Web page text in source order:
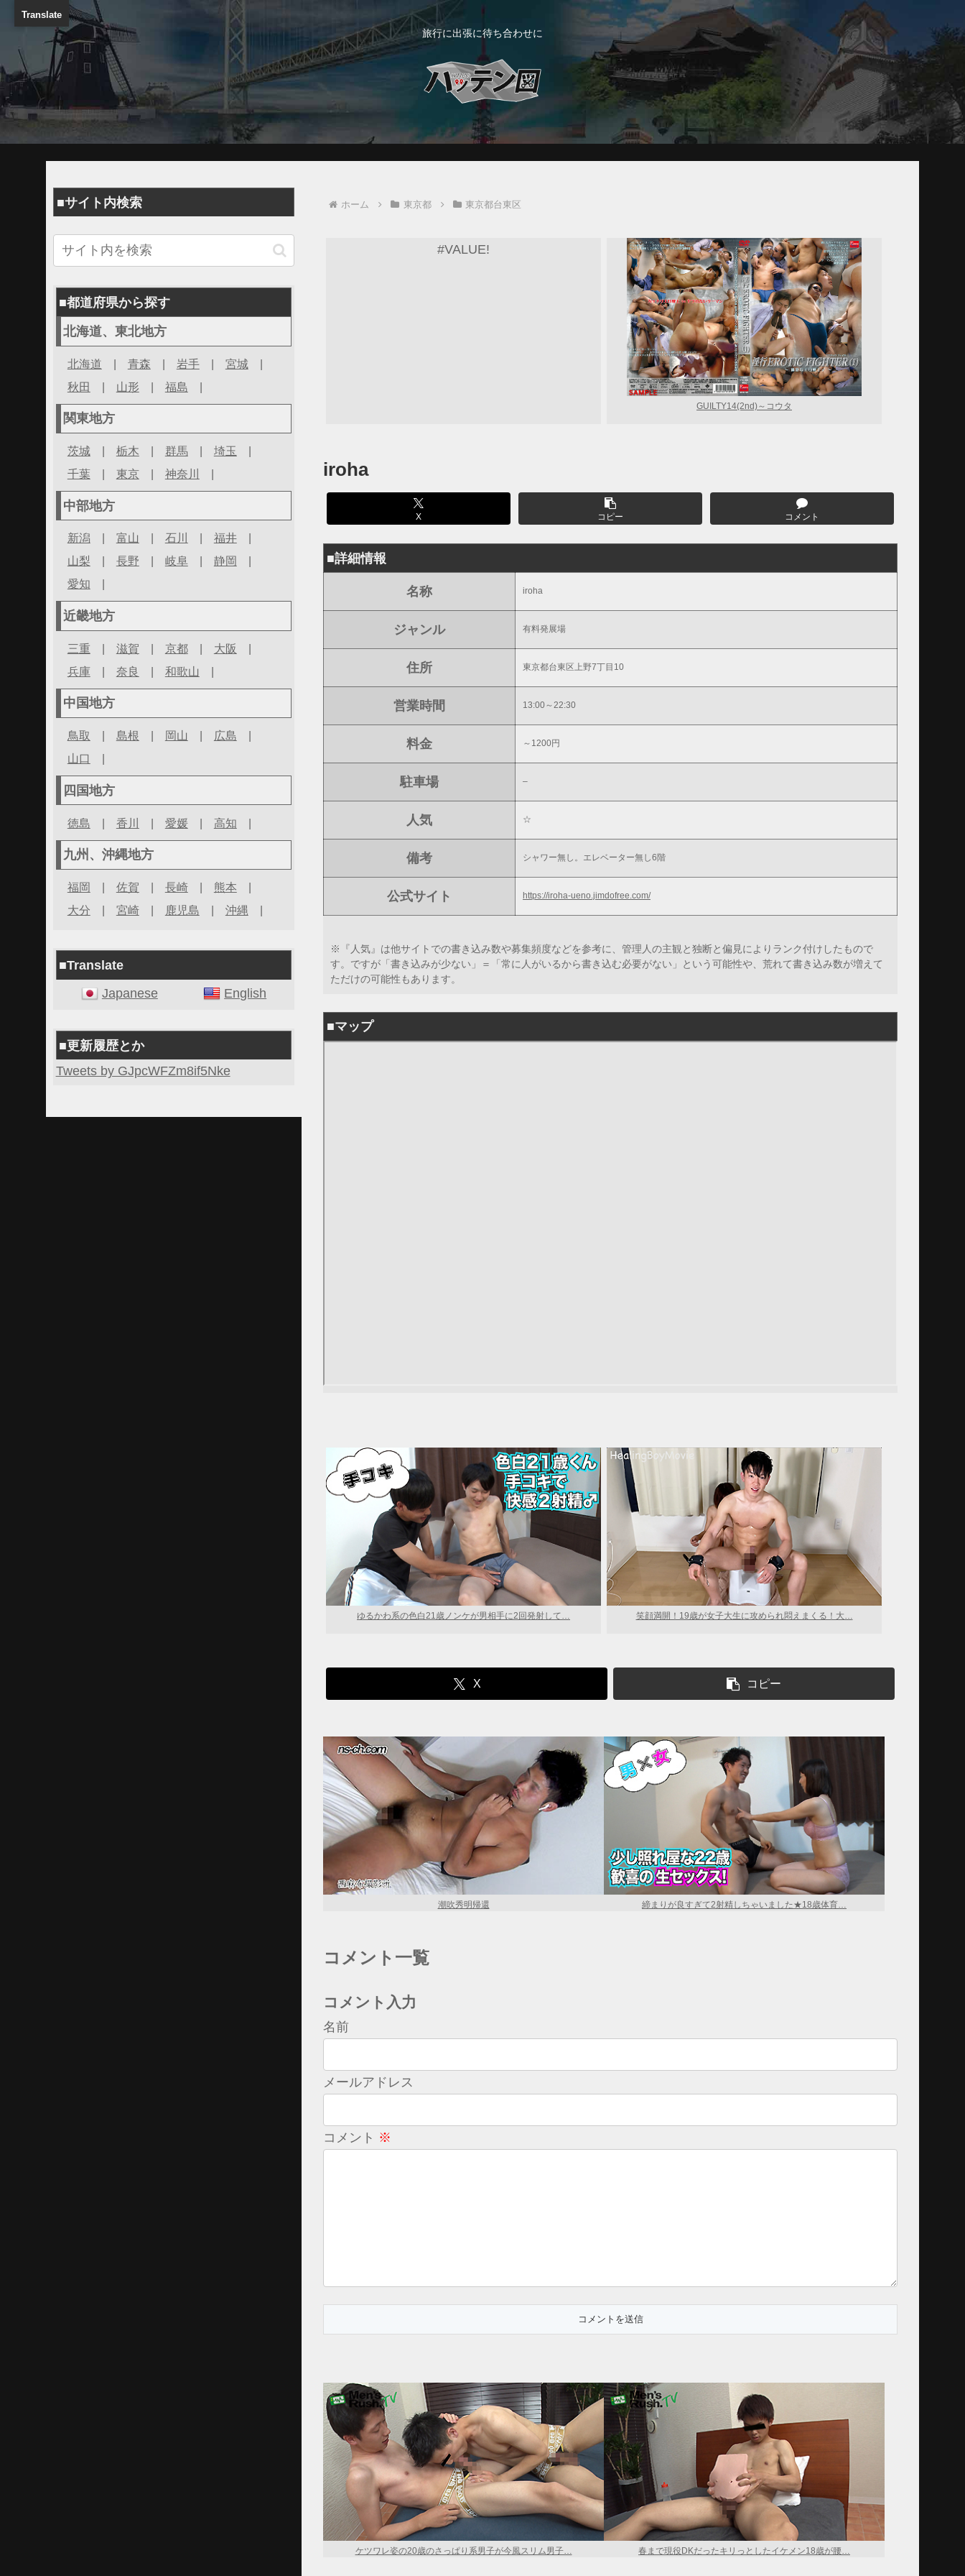
旅行に出張に待ち合わせに
ホーム 東京都 東京都台東区
#VALUE!
GUILTY14(2nd)～コウタ
iroha
X コピー コメント
■詳細情報
名称 iroha
ジャンル 有料発展場
住所 東京都台東区上野7丁目10
営業時間 13:00～22:30
料金 ～1200円
駐車場 –
人気 ☆
備考 シャワー無し。エレベーター無し6階
公式サイト https://iroha-ueno.jimdofree.com/
※『人気』は他サイトでの書き込み数や募集頻度などを参考に、管理人の主観と独断と偏見によりランク付けしたもので
す。ですが「書き込みが少ない」＝「常に人がいるから書き込む必要がない」という可能性や、荒れて書き込み数が増えて
ただけの可能性もあります。
■マップ
ゆるかわ系の色白21歳ノンケが男相手に2回発射して… 笑顔満開！19歳が女子大生に攻められ悶えまくる！大…
X コピー
潮吹秀明帰還 締まりが良すぎて2射精しちゃいました★18歳体育…
コメント一覧
コメント入力
名前
メールアドレス
コメント ※
ケツワレ姿の20歳のさっぱり系男子が今風スリム男子… 春まで現役DKだったキリっとしたイケメン18歳が腰…
■サイト内検索
■都道府県から探す
北海道、東北地方
北海道 | 青森 | 岩手| 宮城|
秋田 | 山形 | 福島 |
関東地方
茨城| 栃木 | 群馬 | 埼玉 |
千葉| 東京| 神奈川 |
中部地方
新潟 富山 石川 福井|
山梨
長野 岐阜| 静岡
愛知
近畿地方
三重 | 滋賀 | 京都| 大阪 |
兵庫| 奈良 | 和歌山 |
中国地方
鳥取 | 島根 | 岡山 | 広島 |
山口 |
四国地方
徳島 | 香川 | 愛媛| 高知 |
九州、沖縄地方
福岡 | 佐賀 | 長崎| 熊本 |
大分 | 宮崎| 鹿児島 | 沖縄 |
■Translate
Japanese
English
■更新履歴とか
Tweets by GJpcWFZm8if5Nke
Translate